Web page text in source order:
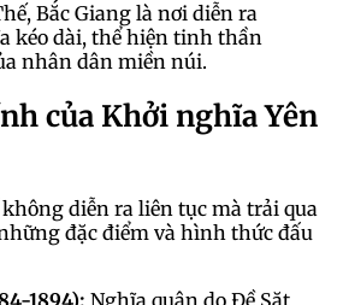
Bắc Giang là nơi diễn ra
kéo dài, thể hiện tinh thần
nhân dân miền núi.
của Khởi nghĩa Yên
diễn ra liên tục mà trải qua
đặc điểm và hình thức đấu